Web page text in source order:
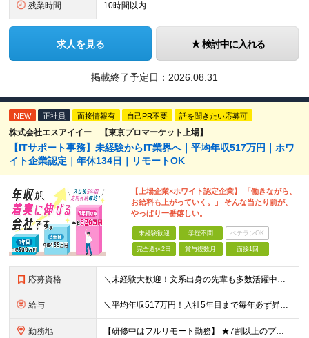
残業時間 10時間以内
求人を見る 検討中に入れる
掲載終了予定日： 2026.08.31
NEW 正社員 面接情報有 自己PR不要 話を聞きたい応募可
株式会社エスアイイー 【東京プロマーケット上場】
【ITサポート事務】未経験からIT業界へ｜平均年収517万円｜ホワ
イト企業認定｜年休134日｜リモートOK
【上場企業×ホワイト認定企業】 「働きながら、
お給料も上がっていく。」 そんな当たり前が、
やっぱり一番嬉しい。
未経験歓迎 学歴不問 ベテランOK
完全週休2日 賞与複数月 面接1回
応募資格 ＼未経験大歓迎！文系出身の先輩も多数活躍中／ ◆PCスキルに自信のない方も歓迎 ◆完全未経験OK ◆社会人デビューもOK ◆学歴不問 「働きながら少しずつ専門スキルを身につけたい」という意欲重視の採
給与 ＼平均年収517万円！入社5年目まで毎年必ず昇給／ ■賞与年3回 ■年収800万円以上も可 ■入社3年以上の平均年収469.2万円 月給23万2000円以上＋賞与年3回＋各種手当 ☆入社5年目まで最
勤務地 【研修中はフルリモート勤務】 ★7割以上のプロジェクトでリモートワークを導入 ★一都三県のプロジェクト先 ★転居を伴う転勤なし ＜プロジェクト先＞ 東京・神奈川・千葉・埼玉でのプロジェクト先にて勤務